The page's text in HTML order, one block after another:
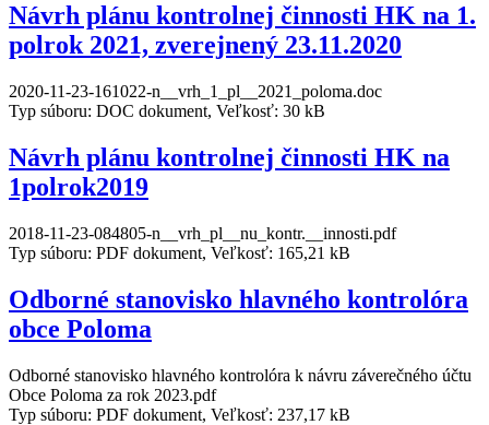
Návrh plánu kontrolnej činnosti HK na 1.
polrok 2021, zverejnený 23.11.2020
2020-11-23-161022-n__vrh_1_pl__2021_poloma.doc
Typ súboru: DOC dokument, Veľkosť: 30 kB
Návrh plánu kontrolnej činnosti HK na
1polrok2019
2018-11-23-084805-n__vrh_pl__nu_kontr.__innosti.pdf
Typ súboru: PDF dokument, Veľkosť: 165,21 kB
Odborné stanovisko hlavného kontrolóra
obce Poloma
Odborné stanovisko hlavného kontrolóra k návru záverečného účtu
Obce Poloma za rok 2023.pdf
Typ súboru: PDF dokument, Veľkosť: 237,17 kB